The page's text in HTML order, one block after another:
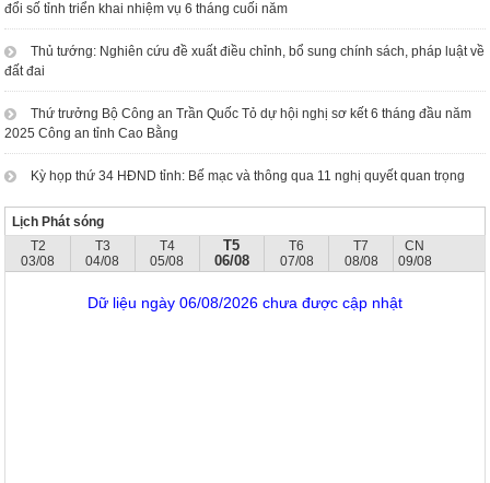
đổi số tỉnh triển khai nhiệm vụ 6 tháng cuối năm
Thủ tướng: Nghiên cứu đề xuất điều chỉnh, bổ sung chính sách, pháp luật về
đất đai
Thứ trưởng Bộ Công an Trần Quốc Tỏ dự hội nghị sơ kết 6 tháng đầu năm
2025 Công an tỉnh Cao Bằng
Kỳ họp thứ 34 HĐND tỉnh: Bế mạc và thông qua 11 nghị quyết quan trọng
Lịch Phát sóng
T2
03/08
T3
04/08
T4
05/08
T5
06/08
T6
07/08
T7
08/08
CN
09/08
Dữ liệu ngày 06/08/2026 chưa được cập nhật